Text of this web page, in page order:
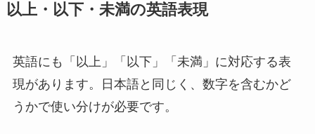
以上・以下・未満の英語表現
英語にも「以上」「以下」「未満」に対応する表
現があります。日本語と同じく、数字を含むかど
うかで使い分けが必要です。